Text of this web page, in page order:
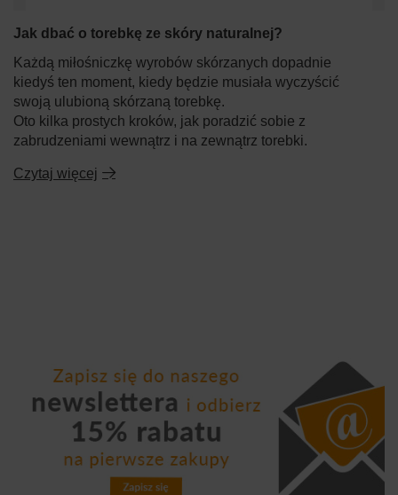
Jak dbać o torebkę ze skóry naturalnej?
Każdą miłośniczkę wyrobów skórzanych dopadnie
kiedyś ten moment, kiedy będzie musiała wyczyścić
swoją ulubioną skórzaną torebkę.
Oto kilka prostych kroków, jak poradzić sobie z
zabrudzeniami wewnątrz i na zewnątrz torebki.
Czytaj więcej